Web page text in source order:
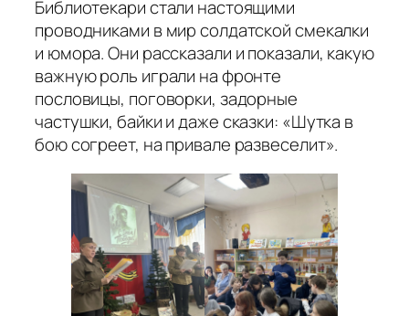
Библиотекари стали настоящими
проводниками в мир солдатской смекалки
и юмора. Они рассказали и показали, какую
важную роль играли на фронте
пословицы, поговорки, задорные
частушки, байки и даже сказки: «Шутка в
бою согреет, на привале развеселит».